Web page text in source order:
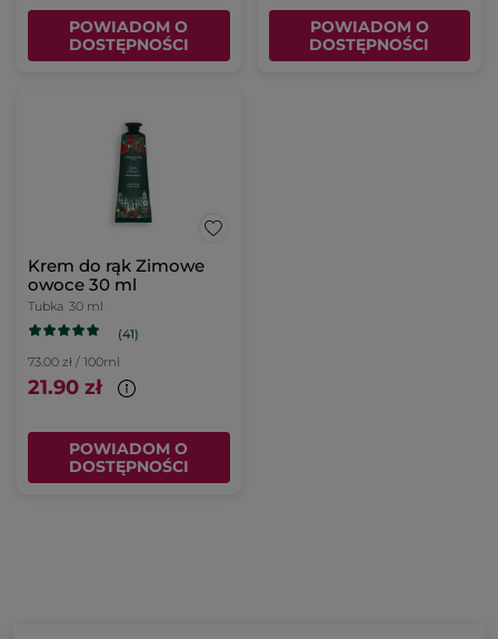
POWIADOM O
DOSTĘPNOŚCI
POWIADOM O
DOSTĘPNOŚCI
Krem do rąk Zimowe
owoce 30 ml
Tubka 30 ml
(41)
73.00 zł / 100ml
21.90 zł
POWIADOM O
DOSTĘPNOŚCI